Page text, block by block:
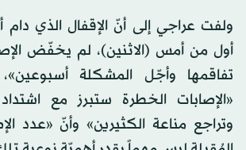
ولفت عراجي إلى أنّ الإقفال الذي
أول من أمس (الاثنين)، لم يخفّض
تفاقمها وأجّل المشكلة
«الإصابات الخطرة ستبرز مع
وتراجع مناعة الكثيرين» وأنّ «عدد